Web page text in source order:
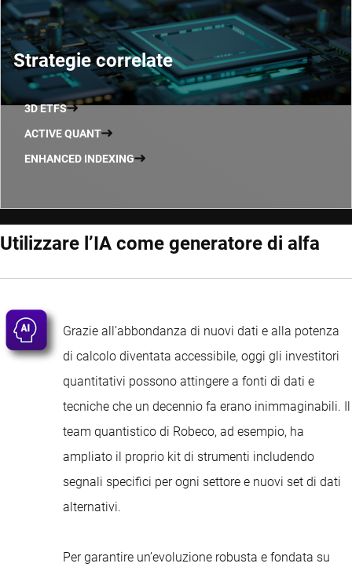
Strategie correlate
3D ETFS
ACTIVE QUANT
ENHANCED INDEXING
Utilizzare l’IA come generatore di alfa
Grazie all’abbondanza di nuovi dati e alla potenza
di calcolo diventata accessibile, oggi gli investitori
quantitativi possono attingere a fonti di dati e
tecniche che un decennio fa erano inimmaginabili. Il
team quantistico di Robeco, ad esempio, ha
ampliato il proprio kit di strumenti includendo
segnali specifici per ogni settore e nuovi set di dati
alternativi.
Per garantire un’evoluzione robusta e fondata su